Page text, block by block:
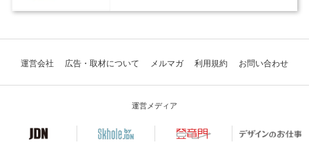
運営会社 広告・取材について メルマガ 利用規約 お問い合わせ
運営メディア